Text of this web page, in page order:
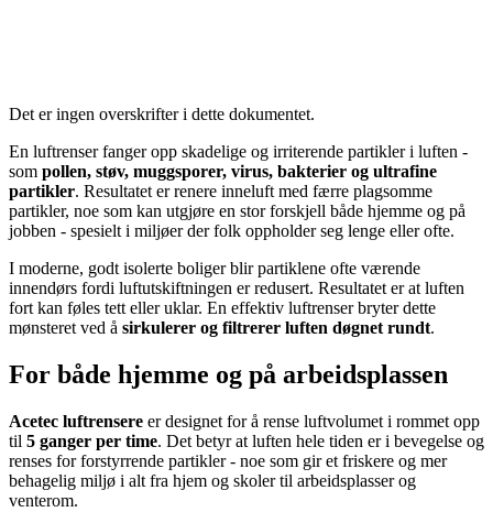
Det er ingen overskrifter i dette dokumentet.
En luftrenser fanger opp skadelige og irriterende partikler i luften -
som pollen, støv, muggsporer, virus, bakterier og ultrafine
partikler. Resultatet er renere inneluft med færre plagsomme
partikler, noe som kan utgjøre en stor forskjell både hjemme og på
jobben - spesielt i miljøer der folk oppholder seg lenge eller ofte.
I moderne, godt isolerte boliger blir partiklene ofte værende
innendørs fordi luftutskiftningen er redusert. Resultatet er at luften
fort kan føles tett eller uklar. En effektiv luftrenser bryter dette
mønsteret ved å sirkulerer og filtrerer luften døgnet rundt.
For både hjemme og på arbeidsplassen
Acetec luftrensere er designet for å rense luftvolumet i rommet opp
til 5 ganger per time. Det betyr at luften hele tiden er i bevegelse og
renses for forstyrrende partikler - noe som gir et friskere og mer
behagelig miljø i alt fra hjem og skoler til arbeidsplasser og
venterom.